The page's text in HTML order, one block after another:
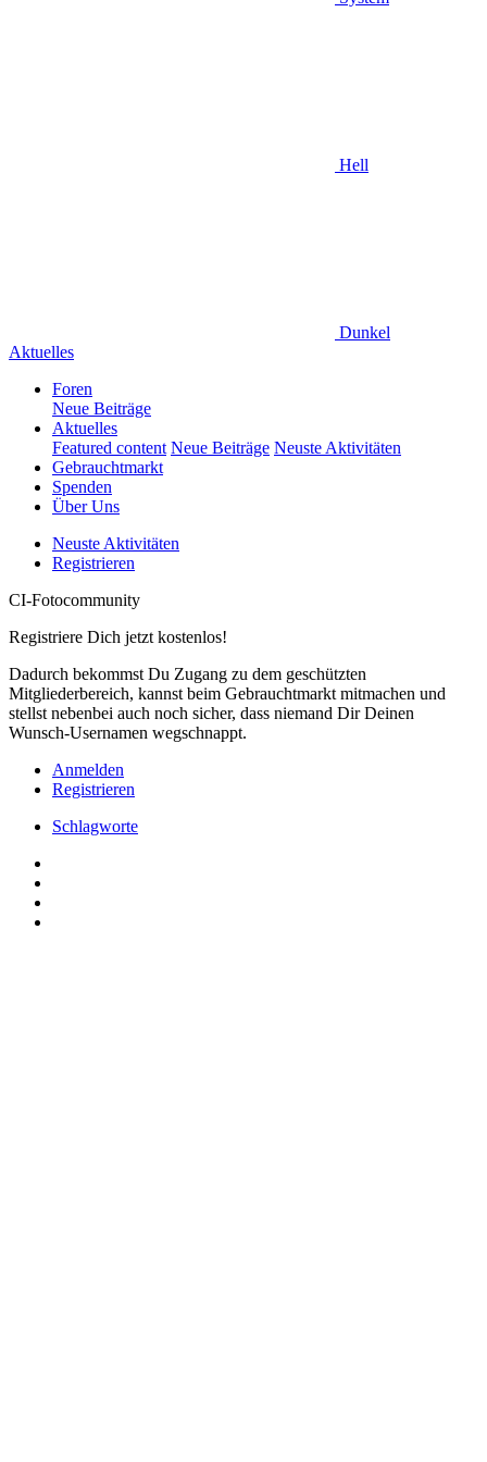
Hell
Dunkel
Aktuelles
Foren
Neue Beiträge
Aktuelles
Featured content Neue Beiträge Neuste Aktivitäten
Gebrauchtmarkt
Spenden
Über Uns
Neuste Aktivitäten
Registrieren
CI-Fotocommunity
Registriere Dich jetzt kostenlos!
Dadurch bekommst Du Zugang zu dem geschützten
Mitgliederbereich, kannst beim Gebrauchtmarkt mitmachen und
stellst nebenbei auch noch sicher, dass niemand Dir Deinen
Wunsch-Usernamen wegschnappt.
Anmelden
Registrieren
Schlagworte